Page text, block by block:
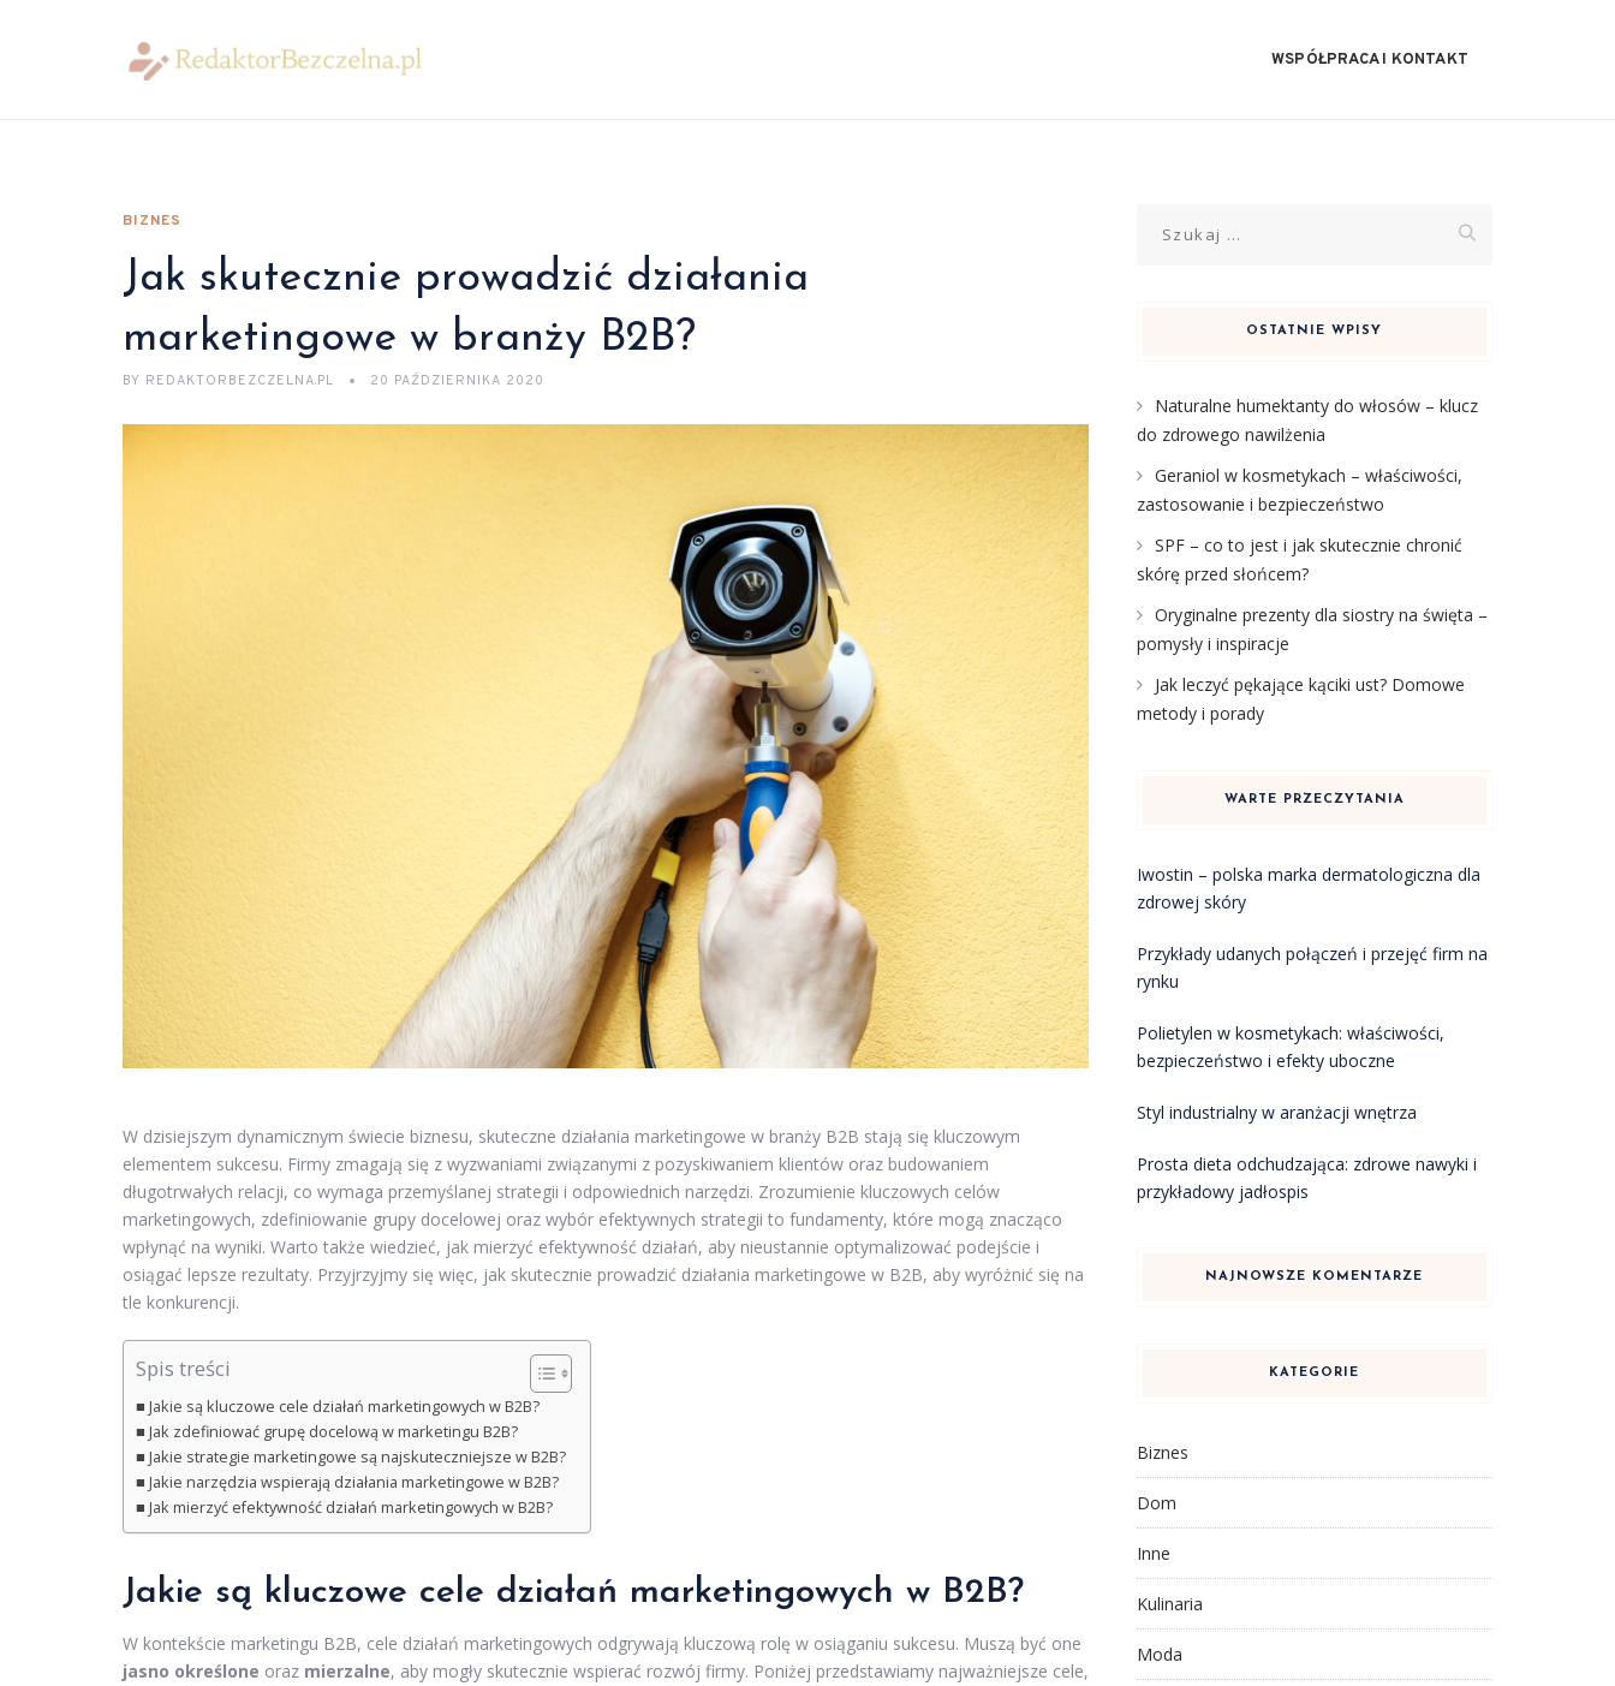
WSPÓŁPRACA I KONTAKT
BIZNES
Jak skutecznie prowadzić działania
marketingowe w branży B2B?
BY REDAKTORBEZCZELNA.PL 20 PAŹDZIERNIKA 2020
W dzisiejszym dynamicznym świecie biznesu, skuteczne działania marketingowe w branży B2B stają się kluczowym
elementem sukcesu. Firmy zmagają się z wyzwaniami związanymi z pozyskiwaniem klientów oraz budowaniem
długotrwałych relacji, co wymaga przemyślanej strategii i odpowiednich narzędzi. Zrozumienie kluczowych celów
marketingowych, zdefiniowanie grupy docelowej oraz wybór efektywnych strategii to fundamenty, które mogą znacząco
wpłynąć na wyniki. Warto także wiedzieć, jak mierzyć efektywność działań, aby nieustannie optymalizować podejście i
osiągać lepsze rezultaty. Przyjrzyjmy się więc, jak skutecznie prowadzić działania marketingowe w B2B, aby wyróżnić się na
tle konkurencji.
Spis treści
Jakie są kluczowe cele działań marketingowych w B2B?
Jak zdefiniować grupę docelową w marketingu B2B?
Jakie strategie marketingowe są najskuteczniejsze w B2B?
Jakie narzędzia wspierają działania marketingowe w B2B?
Jak mierzyć efektywność działań marketingowych w B2B?
Jakie są kluczowe cele działań marketingowych w B2B?
W kontekście marketingu B2B, cele działań marketingowych odgrywają kluczową rolę w osiąganiu sukcesu. Muszą być one
jasno określone oraz mierzalne, aby mogły skutecznie wspierać rozwój firmy. Poniżej przedstawiamy najważniejsze cele,
OSTATNIE WPISY
Naturalne humektanty do włosów – klucz
do zdrowego nawilżenia
Geraniol w kosmetykach – właściwości,
zastosowanie i bezpieczeństwo
SPF – co to jest i jak skutecznie chronić
skórę przed słońcem?
Oryginalne prezenty dla siostry na święta –
pomysły i inspiracje
Jak leczyć pękające kąciki ust? Domowe
metody i porady
WARTE PRZECZYTANIA
Iwostin – polska marka dermatologiczna dla
zdrowej skóry
Przykłady udanych połączeń i przejęć firm na
rynku
Polietylen w kosmetykach: właściwości,
bezpieczeństwo i efekty uboczne
Styl industrialny w aranżacji wnętrza
Prosta dieta odchudzająca: zdrowe nawyki i
przykładowy jadłospis
NAJNOWSZE KOMENTARZE
KATEGORIE
Biznes
Dom
Inne
Kulinaria
Moda